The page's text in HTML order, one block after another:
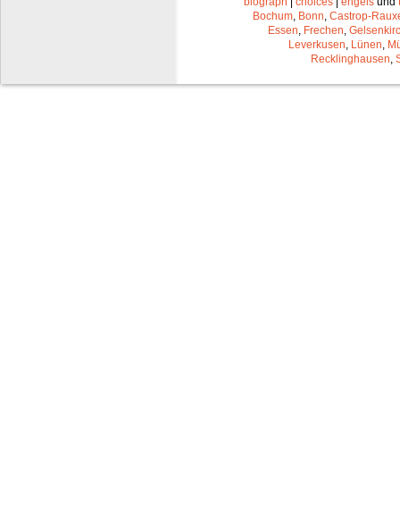
Bochum, Bonn, Castrop-
Essen, Frechen,
Leverkusen, Lünen,
Recklinghausen,